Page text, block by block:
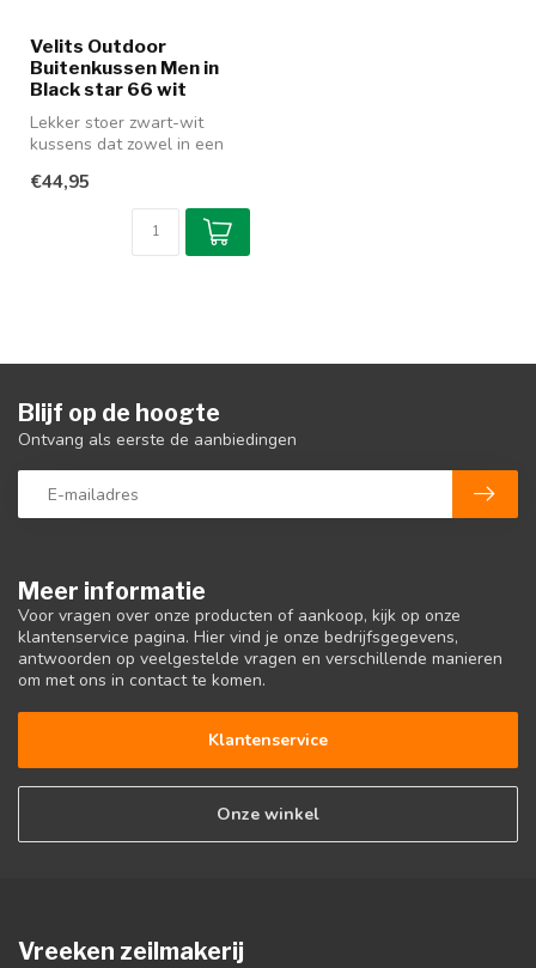
Velits Outdoor
Buitenkussen Men in
Black star 66 wit
Lekker stoer zwart-wit
kussens dat zowel in een
te...
€44,95
Meer informatie
Voor vragen over onze producten of aankoop, kijk op onze
klantenservice pagina. Hier vind je onze bedrijfsgegevens,
antwoorden op veelgestelde vragen en verschillende manieren
om met ons in contact te komen.
Klantenservice
Onze winkel
Blijf op de hoogte
Ontvang als eerste de aanbiedingen
Vreeken zeilmakerij